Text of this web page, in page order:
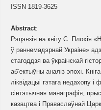
ISSN 1819-3625
Abstract:
Рэцэнзія на кнігу С. Плохія
ў раннемадэрнай Украіне»
стагоддзя ва ўкраінскай
аб’ектыўны аналіз эпохі.
ліквідацыі гэтага недахопу
сінтэтычная манаграфія,
казацтва і Праваслаўнай